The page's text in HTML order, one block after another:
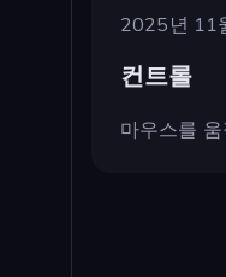
2025년 11
컨트롤
마우스를